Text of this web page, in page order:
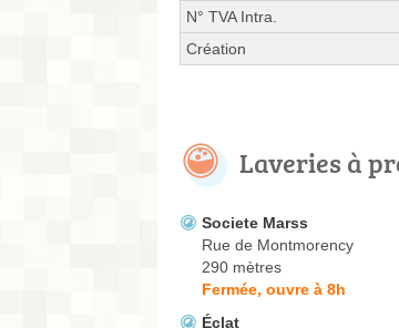
N° TVA Intra.
Création
Laveries à
Societe Marss
Rue de Montmorency
290 mètres
Fermée, ouvre à 8h
Éclat